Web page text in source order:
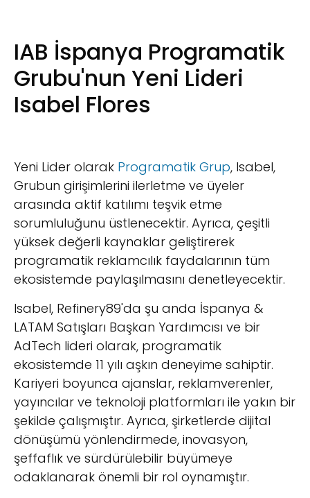
IAB İspanya Programatik
Grubu'nun Yeni Lideri
Isabel Flores
Yeni Lider olarak Programatik Grup, Isabel,
Grubun girişimlerini ilerletme ve üyeler
arasında aktif katılımı teşvik etme
sorumluluğunu üstlenecektir. Ayrıca, çeşitli
yüksek değerli kaynaklar geliştirerek
programatik reklamcılık faydalarının tüm
ekosistemde paylaşılmasını denetleyecektir.
Isabel, Refinery89'da şu anda İspanya &
LATAM Satışları Başkan Yardımcısı ve bir
AdTech lideri olarak, programatik
ekosistemde 11 yılı aşkın deneyime sahiptir.
Kariyeri boyunca ajanslar, reklamverenler,
yayıncılar ve teknoloji platformları ile yakın bir
şekilde çalışmıştır. Ayrıca, şirketlerde dijital
dönüşümü yönlendirmede, inovasyon,
şeffaflık ve sürdürülebilir büyümeye
odaklanarak önemli bir rol oynamıştır.